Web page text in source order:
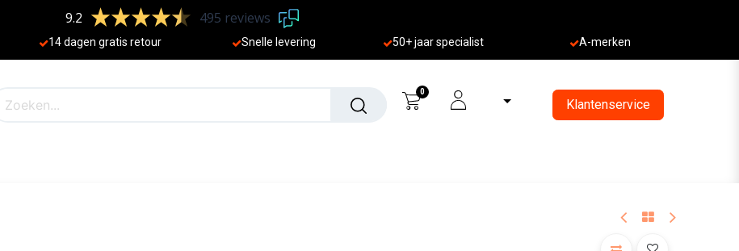
9.2 495 reviews
14 dagen gratis retour Sne lle levering 50+ jaar specialist A-merken
0
Klantenservice